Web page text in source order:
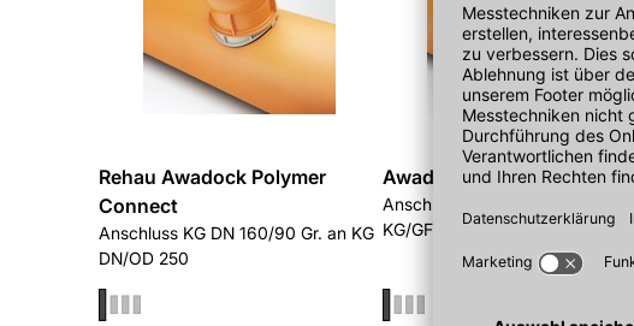
Rehau Awadock Polymer
Connect
Anschluss KG DN 160/90 Gr. an KG
DN/OD 250
Awadock Polymer Connect
Anschluss KG DN169/90 Gr an
KG/GFK DN315